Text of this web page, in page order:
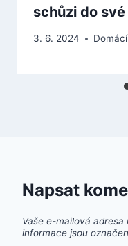
schůzi do
3. 6. 2024 Domácí
Napsat
Vaše e-mailová adresa
informace jsou